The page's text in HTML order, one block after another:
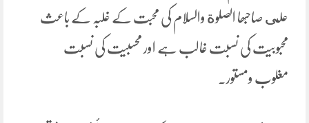
على صاحبھا الصلوة والسلام کی محبت کے غلبہ کے باعث
محبوبیت کی نسبت غالب ہے اور محسبیت کی نسبت
مغلوب ومستور۔